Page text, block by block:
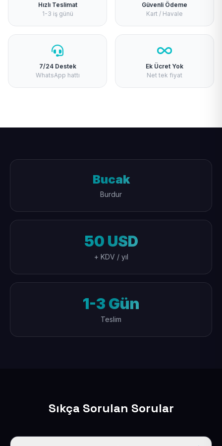
Hızlı Teslimat
1-3 iş günü
Güvenli Ödeme
Kart / Havale
7/24 Destek
WhatsApp hattı
Ek Ücret Yok
Net tek fiyat
Bucak
Burdur
50 USD
+ KDV / yıl
1-3 Gün
Teslim
Sıkça Sorulan Sorular